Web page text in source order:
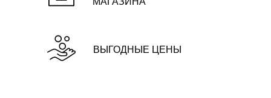
ВЫГОДНЫЕ ЦЕНЫ